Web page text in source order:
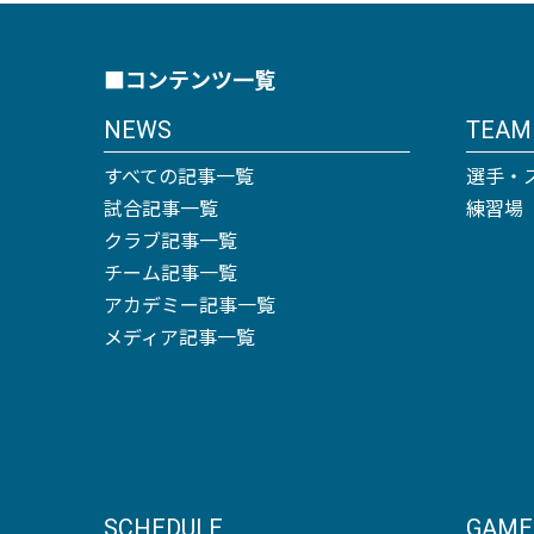
■コンテンツ一覧
NEWS
すべての記事一覧
試合記事一覧
クラブ記事一覧
チーム記事一覧
アカデミー記事一覧
メディア記事一覧
TEAM
選手・
練習場